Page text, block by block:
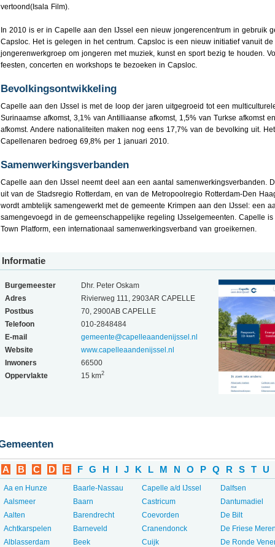
vertoond(Isala Film).
In 2010 is er in Capelle aan den IJssel een nieuw jongerencentrum in gebruik
Capsloc. Het is gelegen in het centrum. Capsloc is een nieuw initiatief vanuit
jongerenwerkgroep om jongeren met muziek, kunst en sport bezig te houden.
feesten, concerten en workshops te bezoeken in Capsloc.
Bevolkingsontwikkeling
Capelle aan den IJssel is met de loop der jaren uitgegroeid tot een
Surinaamse afkomst, 3,1% van Antilliaanse afkomst, 1,5% van Turkse afkomst
afkomst. Andere nationaliteiten maken nog eens 17,7% van de bevolking uit.
Capellenaren bedroeg 69,8% per 1 januari 2010.
Samenwerkingsverbanden
Capelle aan den IJssel neemt deel aan een aantal samenwerkingsverbanden.
uit van de Stadsregio Rotterdam, en van de Metropoolregio Rotterdam-Den
wordt ambtelijk samengewerkt met de gemeente Krimpen aan den IJssel: een
samengevoegd in de gemeenschappelijke regeling IJsselgemeenten. Capelle
Town Platform, een internationaal samenwerkingsverband van groeikernen.
Informatie
Burgemeester
Dhr. Peter Oskam
Adres
Rivierweg 111, 2903AR CAPELLE
Postbus
70, 2900AB CAPELLE
Telefoon
010-2848484
E-mail
gemeente@capelleaandenijssel.nl
Website
www.capelleaandenijssel.nl
Inwoners
66500
Oppervlakte
15 km2
A B C D E F G H I J K L M N O P Q R S T U
Aa en Hunze
Aalsmeer
Aalten
Achtkarspelen
Alblasserdam
Baarle-Nassau
Baarn
Barendrecht
Barneveld
Beek
Capelle a/d IJssel
Castricum
Coevorden
Cranendonck
Cuijk
Dalfsen
Dantumadiel
De Bilt
De Friese
De Ronde